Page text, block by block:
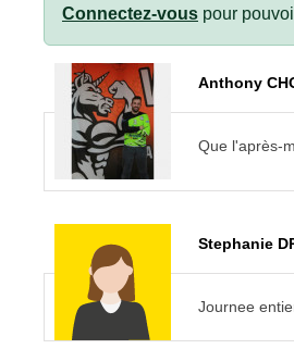
Connectez-vous pour
Anthony
Que l'après-
Stephanie
Journee